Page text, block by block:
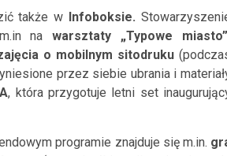
także w Infoboksie.
m.in nawarsztaty „Typowe
o mobilnym sitodruku
przez siebie ubrania i
, która przygotuje letni set
programie znajduje się m.in.